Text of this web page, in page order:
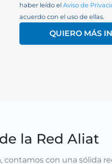
haber leído el Aviso de
acuerdo con el uso de ellas.
QUIERO MÁS
la Red Aliat
con una sólida